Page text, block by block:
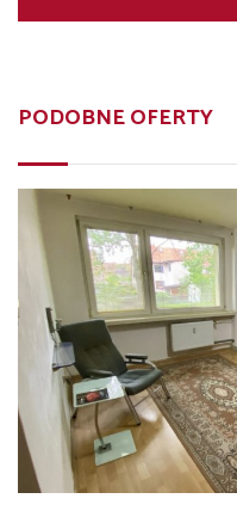
PODOBNE OFERTY